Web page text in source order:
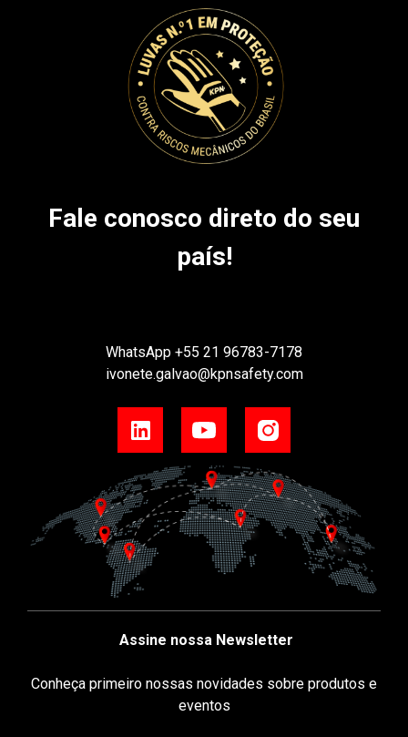
Fale conosco direto do seu
país!
WhatsApp +55 21 96783-7178
ivonete.galvao@kpnsafety.com
Assine nossa Newsletter
Conheça primeiro nossas novidades sobre produtos e
eventos